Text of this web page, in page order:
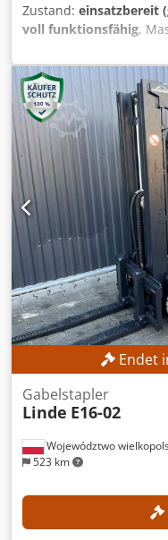
Zustand: einsatzbereit
voll funktionsfähig,
Hubhöhe:2.800 mm,
Mindestpreis -
TECHNISCHE DETAILS
mm MASCHINEN-
Batterietyp: Lithium-
Djdpozrlw Ajfx Ab Reck
Ladegerät Externe
Endet
Województwo
523 km
Gabelstapler
Linde E16-02